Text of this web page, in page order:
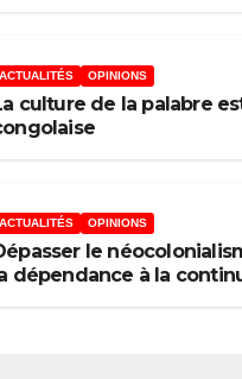
de base dans la
de Kinshasa »,
jury conduit par le Prof.
ACTUALITÉS OPINIONS
culture de la palabre
ACTUALITÉS OPINIONS
le
dépendance à la